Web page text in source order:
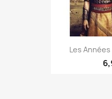
Les Années